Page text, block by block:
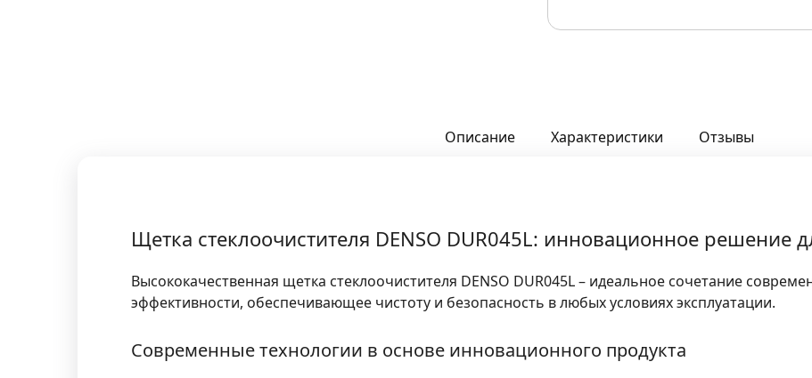
Описание Характеристики Отзывы
Щетка стеклоочистителя DENSO DUR045L: инновационное решение
Высококачественная щетка стеклоочистителя DENSO DUR045L – идеальное сочетание
эффективности, обеспечивающее чистоту и безопасность в любых условиях эксплуатации.
Современные технологии в основе инновационного продукта